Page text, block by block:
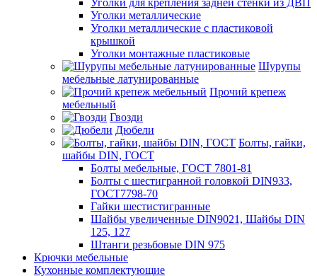
Уголки для крепления задней стенки из ДВП
Уголки металлические
Уголки металлические с пластиковой
крышкой
Уголки монтажные пластиковые
Шурупы
мебельные латунированные
Прочий крепеж
мебельный
Гвозди
Дюбели
Болты, гайки,
шайбы DIN, ГОСТ
Болты мебельные, ГОСТ 7801-81
Болты с шестигранной головкой DIN933,
ГОСТ7798-70
Гайки шестистигранные
Шайбы увеличенные DIN9021, Шайбы DIN
125, 127
Штанги резьбовые DIN 975
Крючки мебельные
Кухонные комплектующие